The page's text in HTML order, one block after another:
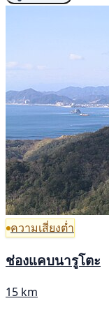
ความเสี่ยงต่ำ
ช่องแคบนารูโตะ
15 km